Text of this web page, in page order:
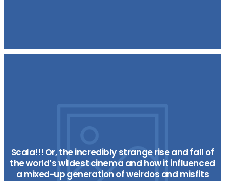
Scala!!! Or, the incredibly strange rise and fall of
the world’s wildest cinema and how it influenced
a mixed-up generation of weirdos and misfits